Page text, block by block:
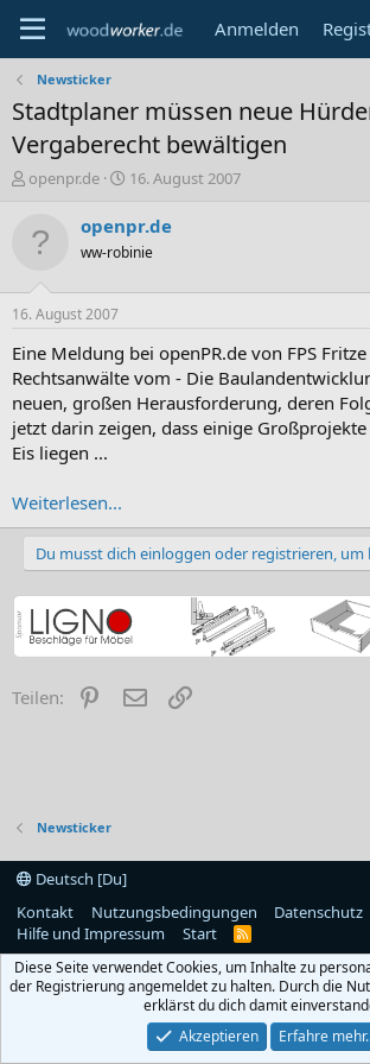
Anmelden
Newsticker
Stadtplaner müssen neue
Vergaberecht bewältigen
E
t
e
r
openpr.de
E
s
t
e
a
16. August 2007
openpr.de
ww-robinie
16. August 2007
Eine Meldung bei openPR.de von FPS
Rechtsanwälte vom - Die
neuen, großen Herausforderung, deren
jetzt darin zeigen, dass einige
Eis liegen ...
Weiterlesen...
Du musst dich einloggen oder registrieren,
Teilen: PinterestE-Mail
Newsticker
Deutsch [Du]
Kontakt
Nutzungsbedingungen
Datenschutz
Hilfe und Impressum
Start
R
S
Diese Seite verwendet Cookies, um Inhalte zu
der Registrierung angemeldet zu halten. Durch die
erklärst du dich damit
Akzeptieren
Erfahre